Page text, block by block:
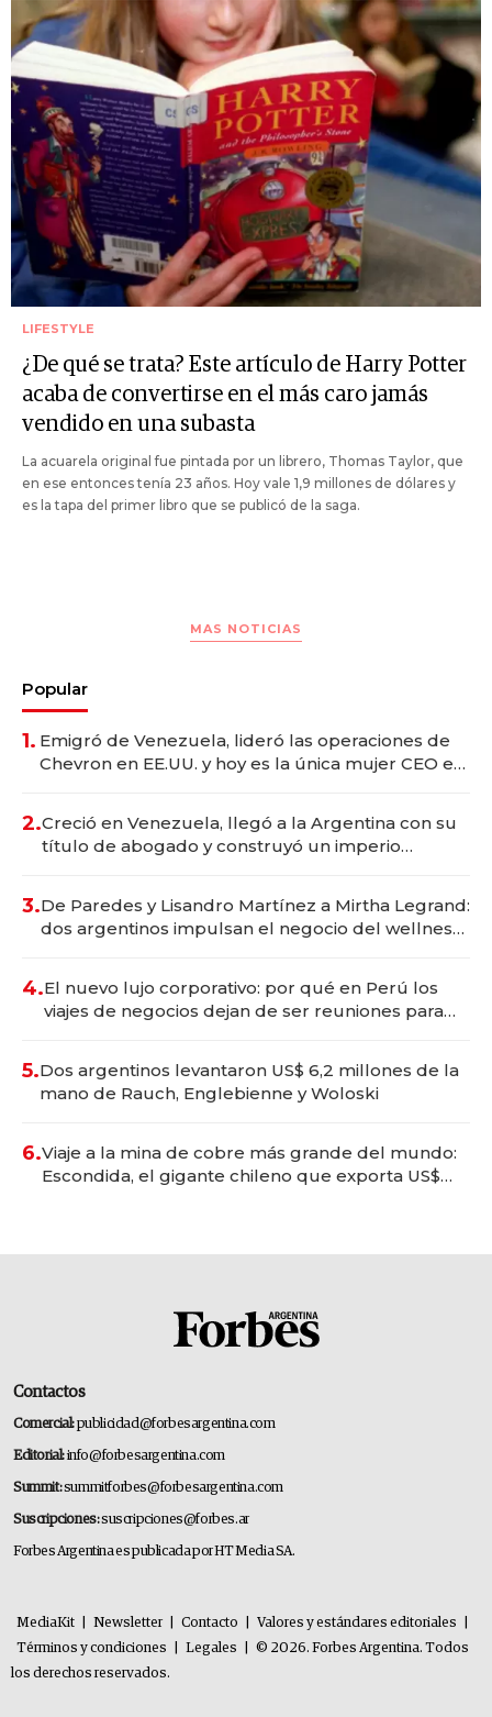
LIFESTYLE
¿De qué se trata? Este artículo de Harry Potter
acaba de convertirse en el más caro jamás
vendido en una subasta
La acuarela original fue pintada por un librero, Thomas Taylor, que
en ese entonces tenía 23 años. Hoy vale 1,9 millones de dólares y
es la tapa del primer libro que se publicó de la saga.
MAS NOTICIAS
Popular
1. Emigró de Venezuela, lideró las operaciones de
Chevron en EE.UU. y hoy es la única mujer CEO en
2.Creció en Venezuela, llegó a la Argentina con su
título de abogado y construyó un imperio
3.De Paredes y Lisandro Martínez a Mirtha Legrand:
dos argentinos impulsan el negocio del wellness
4.El nuevo lujo corporativo: por qué en Perú los
viajes de negocios dejan de ser reuniones para
5.Dos argentinos levantaron US$ 6,2 millones de la
mano de Rauch, Englebienne y Woloski
6.Viaje a la mina de cobre más grande del mundo:
Escondida, el gigante chileno que exporta US$
Contactos
Comercial:publicidad@forbesargentina.com
Editorial:info@forbesargentina.com
Summit:summitforbes@forbesargentina.com
Suscripciones:suscripciones@forbes.ar
Forbes Argentina es publicada por HT Media SA.
MediaKit Newsletter Contacto Valores y estándares editoriales
Términos y condiciones
Legales
© 2026. Forbes Argentina. Todos
los derechos reservados.